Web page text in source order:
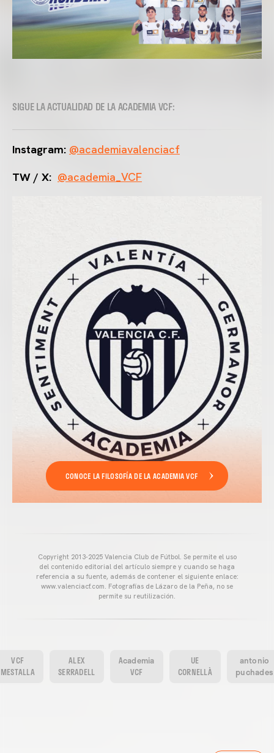
SIGUE LA ACTUALIDAD DE LA ACADEMIA VCF:
Instagram: @academiavalenciacf
TW / X: @academia_VCF
CONOCE LA FILOSOFÍA DE LA ACADEMIA VCF
Copyright 2013-2025 Valencia Club de Fútbol. Se permite el uso
del contenido editorial del artículo siempre y cuando se haga
referencia a su fuente, además de contener el siguiente enlace:
www.valenciacf.com. Fotografías de Lázaro de la Peña, no se
permite su reutilización.
VCF
MESTALLA
ALEX
SERRADELL
Academia
VCF
UE
CORNELLÀ
antonio
puchades